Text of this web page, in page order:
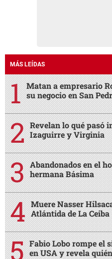
MÁS LEÍDAS
Matan a empresario
su negocio en San
Revelan lo qué pasó
Izaguirre y Virginia
Abandonados en el
hermana Básima
Muere Nasser
Atlántida de La Ceiba
Fabio Lobo rompe el
en USA y revela